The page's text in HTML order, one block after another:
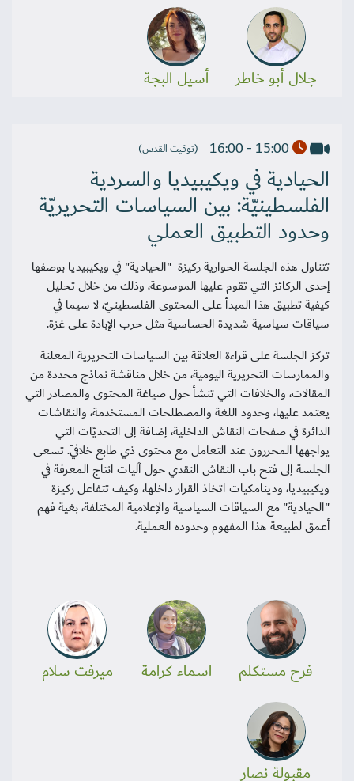
جلال أبو خاطر أسيل البجة
15:00 - 16:00 (توقيت القدس)
الحيادية في ويكيبيديا والسردية
الفلسطينيّة: بين السياسات التحريريّة
وحدود التطبيق العملي
تتناول هذه الجلسة الحوارية ركيزة "الحيادية" في ويكيبيديا بوصفها
إحدى الركائز التي تقوم عليها الموسوعة، وذلك من خلال تحليل
كيفية تطبيق هذا المبدأ على المحتوى الفلسطينيّ، لا سيما في
سياقات سياسية شديدة الحساسية مثل حرب الإبادة على غزة.
تركز الجلسة على قراءة العلاقة بين السياسات التحريرية المعلنة
والممارسات التحريرية اليومية، من خلال مناقشة نماذج محددة من
المقالات، والخلافات التي تنشأ حول صياغة المحتوى والمصادر التي
يعتمد عليها، وحدود اللغة والمصطلحات المستخدمة، والنقاشات
الدائرة في صفحات النقاش الداخلية، إضافة إلى التحديّات التي
يواجهها المحررون عند التعامل مع محتوى ذي طابع خلافيّ. تسعى
الجلسة إلى فتح باب النقاش النقدي حول آليات انتاج المعرفة في
ويكيبيديا، ودينامكيات اتخاذ القرار داخلها، وكيف تتفاعل ركيزة
"الحيادية" مع السياقات السياسية والإعلامية المختلفة، بغية فهم
أعمق لطبيعة هذا المفهوم وحدوده العملية.
فرح مستكلم اسماء كرامة ميرفت سلام
مقبولة نصار